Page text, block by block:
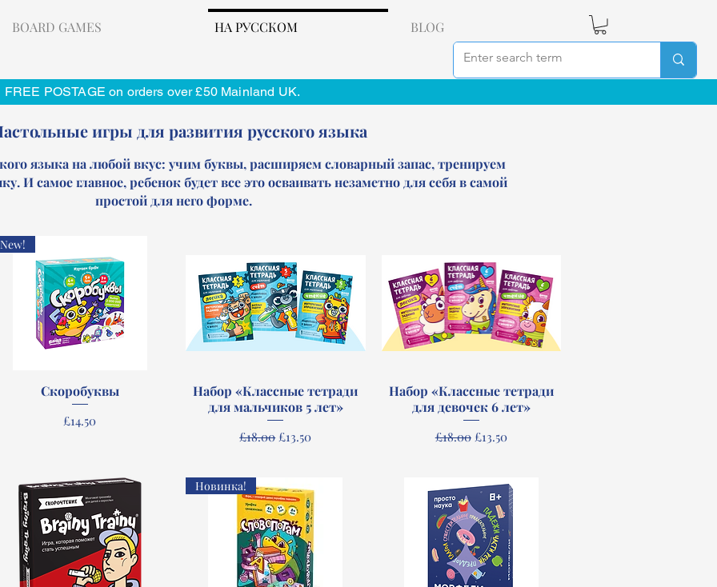
BOARD GAMES НА РУССКОМ BLOG
FREE POSTAGE on orders over £50 Mainland UK.
игры для развития русского языка
языка на любой вкус: учим буквы, расширяем словарный запас, тренируем
И самое главное, ребенок будет все это осваивать незаметно для себя в самой
простой для него форме.
Quick View
New!
Скоробуквы
Price
£14.50
Quick View
Набор «Классные тетради
для мальчиков 5 лет»
Regular Price
£18.00 Sale Price
£13.50
Quick View
Набор «Классные тетради
для девочек 6 лет»
Regular Price
£18.00 Sale Price
£13.50
Новинка!